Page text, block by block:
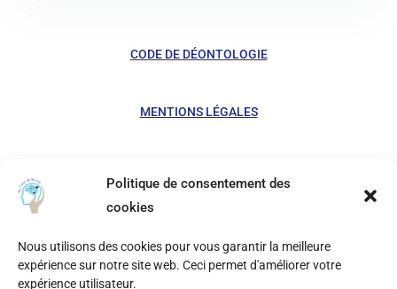
Politique de consentement des
cookies
Nous utilisons des cookies pour vous garantir la meilleure
expérience sur notre site web. Ceci permet d'améliorer votre
expérience utilisateur.
CODE DE DÉONTOLOGIE
MENTIONS LÉGALES
©2026 par Caroline MICHEL-VARLET – SIRET 881
910 095 00010 – EI – Préparatrice mentale à